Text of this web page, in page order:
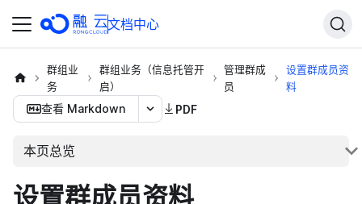
文档中心
群组业
务
群组业务（信息托管开
启）
管理群成
员
设置群成员资
料
查看 Markdown PDF
本页总览
设置群成员资料